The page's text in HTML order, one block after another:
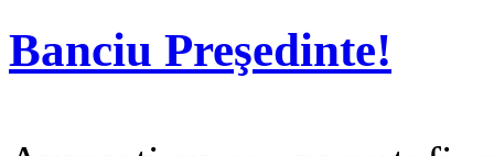
Banciu Preşedinte!